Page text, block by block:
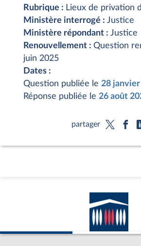
Rubrique : Lieux de privation
Ministère interrogé : Justice
Ministère répondant : Justice
Renouvellement : Question
juin 2025
Dates :
Question publiée le 28
Réponse publiée le 26 août
partager